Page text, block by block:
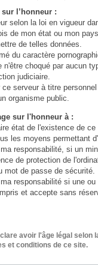
ABDL or
l’honneur :
selon la loi en vigueur
de mon état ou mon
de telles données.
du caractère
n'être choqué par aucun
judiciaire.
serveur à titre
organisme public.
sur l'honneur à :
état de l'existence de
les moyens permettant
responsabilité, si un
de protection de
mot de passe de sécurité.
responsabilité si une
et accepte sans
(aucune image de
avoir l'âge légal selon
et conditions de ce site.